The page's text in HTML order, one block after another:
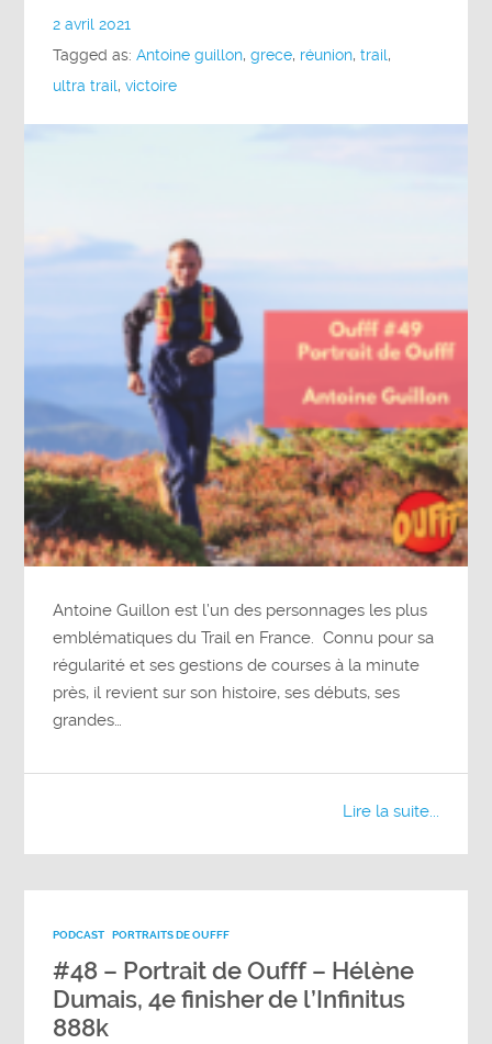
2 avril 2021
Tagged as:Antoine guillon,grece, réunion,trail,
ultra trail,victoire
Antoine Guillon est l’un des personnages les plus
emblématiques du Trail en France. Connu pour sa
régularité et ses gestions de courses à la minute
près, il revient sur son histoire, ses débuts, ses
grandes…
Lire la suite...
PODCAST PORTRAITS DE OUFFF
#48 – Portrait de Oufff – Hélène
Dumais, 4e finisher de l’Infinitus
888k